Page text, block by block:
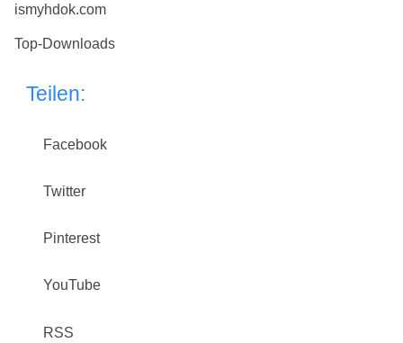
ismyhdok.com
Top-Downloads
Teilen:
Facebook
Twitter
Pinterest
YouTube
RSS